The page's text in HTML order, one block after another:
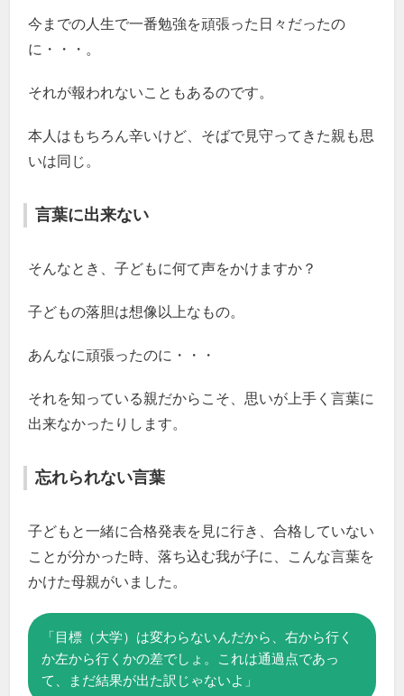
今までの人生で一番勉強を頑張った日々だったの
に・・・。
それが報われないこともあるのです。
本人はもちろん辛いけど、そばで見守ってきた親も思
いは同じ。
言葉に出来ない
そんなとき、子どもに何て声をかけますか？
子どもの落胆は想像以上なもの。
あんなに頑張ったのに・・・
それを知っている親だからこそ、思いが上手く言葉に
出来なかったりします。
忘れられない言葉
子どもと一緒に合格発表を見に行き、合格していない
ことが分かった時、落ち込む我が子に、こんな言葉を
かけた母親がいました。
「目標（大学）は変わらないんだから、右から行く
か左から行くかの差でしょ。これは通過点であっ
て、まだ結果が出た訳じゃないよ」